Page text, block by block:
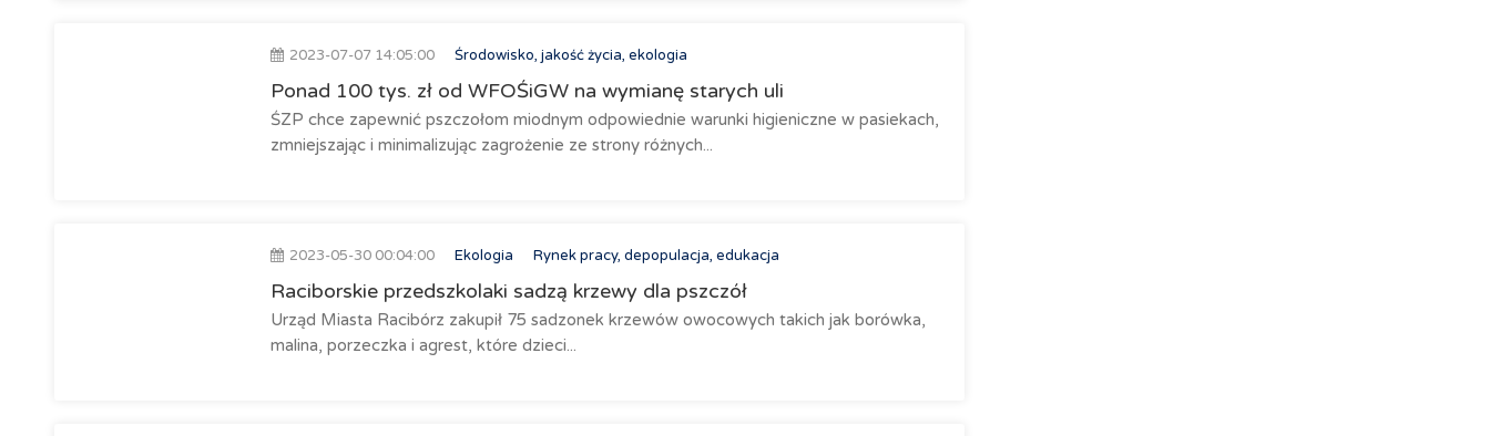
2023-07-07 14:05:00 Środowisko, jakość życia, ekologia
Ponad 100 tys. zł od WFOŚiGW na wymianę starych uli
ŚZP chce zapewnić pszczołom miodnym odpowiednie warunki higieniczne w pasiekach,
zmniejszając i minimalizując zagrożenie ze strony różnych...
2023-05-30 00:04:00 Ekologia Rynek pracy, depopulacja, edukacja
Raciborskie przedszkolaki sadzą krzewy dla pszczół
Urząd Miasta Racibórz zakupił 75 sadzonek krzewów owocowych takich jak borówka,
malina, porzeczka i agrest, które dzieci...